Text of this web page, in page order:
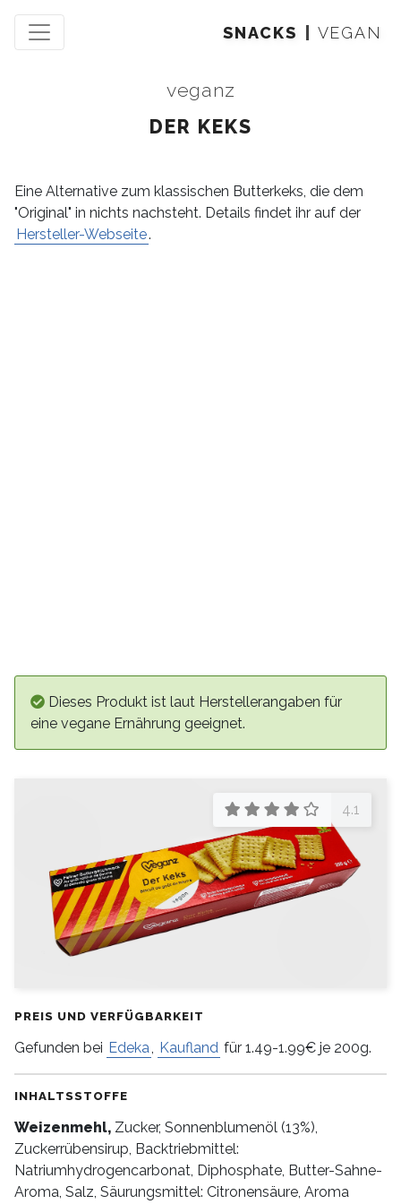
SNACKS VEGAN
veganz
DER KEKS
Eine Alternative zum klassischen Butterkeks, die dem
"Original" in nichts nachsteht. Details findet ihr auf der
Hersteller-Webseite.
Dieses Produkt ist laut Herstellerangaben für
eine vegane Ernährung geeignet.
4.1
PREIS UND VERFÜGBARKEIT
Gefunden bei Edeka, Kaufland für 1.49-1.99€ je 200g.
INHALTSSTOFFE
Weizenmehl, Zucker, Sonnenblumenöl (13%),
Zuckerrübensirup, Backtriebmittel:
Natriumhydrogencarbonat, Diphosphate, Butter-Sahne-
Aroma, Salz, Säurungsmittel: Citronensäure, Aroma